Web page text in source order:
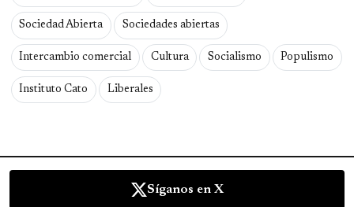
Sociedad Abierta Sociedades abiertas
Intercambio comercial Cultura Socialismo Populismo
Instituto Cato Liberales
Síganos en X